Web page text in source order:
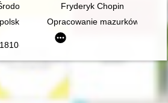
społeczne, osobowość,
Fryderyk Chopin
Opracowanie mazurków
1849]. Człowiek, dzieło, rezonans